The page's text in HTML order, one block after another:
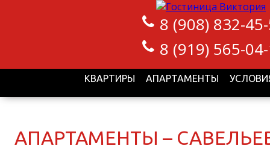
8 (908) 832-
8 (919) 565-
КВАРТИРЫ АПАРТАМЕНТЫ
АПАРТАМЕНТЫ –